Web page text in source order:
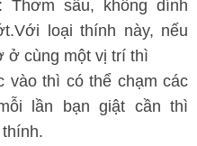
Thơm sâu, không dính
loại thính này, nếu
ở cùng một vị trí thì
vào thì có thể chạm các
lần bạn giật cần thì